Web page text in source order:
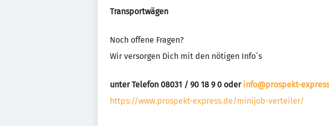
Transportwägen
Noch offene Fragen?
Wir versorgen Dich mit den nötigen Info´s
unter Telefon 08031 / 90 18 9 0 oder info@prospekt-
https://www.prospekt-express.de/minijob-verteiler/